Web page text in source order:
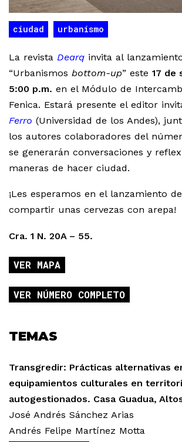
ciudad urbanismo
La revista Dearq invita al
“Urbanismos bottom-up” este 17 de
5:00 p.m. en el Módulo de
Fenica. Estará presente el editor
Ferro (Universidad de los Andes),
los autores colaboradores del
se generarán conversaciones y
maneras de hacer ciudad.
¡Les esperamos en el lanzamiento
compartir unas cervezas con arepa!
Cra. 1 N. 20A – 55.
VER MAPA
VER NÚMERO COMPLETO
TEMAS
Transgredir: Prácticas alternativas
equipamientos culturales en
autogestionados. Casa Guadua,
José Andrés Sánchez Arias
Andrés Felipe Martínez Motta